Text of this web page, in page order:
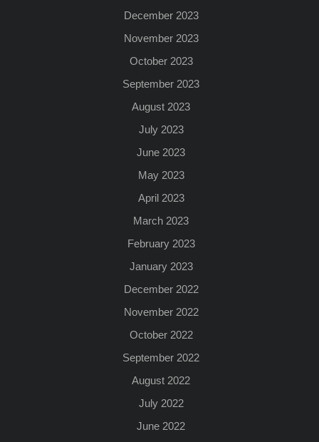
December 2023
November 2023
October 2023
September 2023
August 2023
July 2023
June 2023
May 2023
April 2023
March 2023
February 2023
January 2023
December 2022
November 2022
October 2022
September 2022
August 2022
July 2022
June 2022